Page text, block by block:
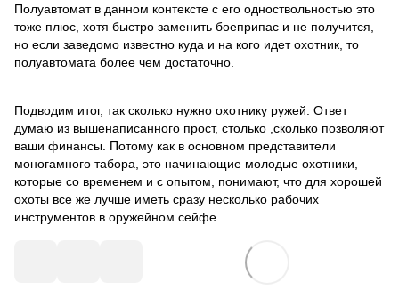
Полуавтомат в данном контексте с его одноствольностью это
тоже плюс, хотя быстро заменить боеприпас и не получится,
но если заведомо известно куда и на кого идет охотник, то
полуавтомата более чем достаточно.
Подводим итог, так сколько нужно охотнику ружей. Ответ
думаю из вышенаписанного прост, столько ,сколько позволяют
ваши финансы. Потому как в основном представители
моногамного табора, это начинающие молодые охотники,
которые со временем и с опытом, понимают, что для хорошей
охоты все же лучше иметь сразу несколько рабочих
инструментов в оружейном сейфе.